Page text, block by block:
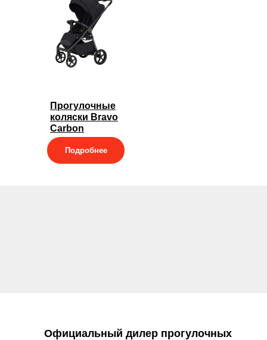
Прогулочные
коляски Bravo
Carbon
Подробнее
Официальный дилер прогулочных